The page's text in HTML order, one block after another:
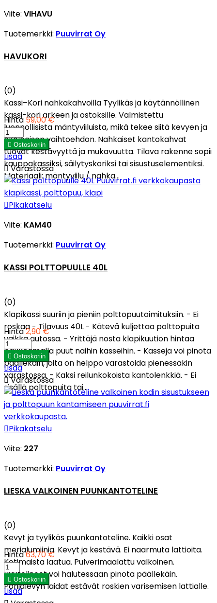
Viite: VIHAVU
Tuotemerkki: Puuvirrat Oy
HAVUKORI
(0)
Kassi–Kori nahkakahvoilla Tyylikäs ja käytännöllinen
kassi-kori arkeen ja ostoksille. Valmistettu
luonnollisista mäntyviiluista, mikä tekee siitä kevyen ja
ekologisen vaihtoehdon. Nahkaiset kantokahvat
tuovat kestävyyttä ja mukavuutta. Tilava rakenne sopii
kauppakassiksi, säilytyskoriksi tai sisustuselementiksi.
Materiaali: mäntyviilu / nahka...
Hinta 59,00 €
 Ostoskoriin
Lisää
Varastossa
Pikakatselu
Viite: KAM40
Tuotemerkki: Puuvirrat Oy
KASSI POLTTOPUULLE 40L
(0)
Klapikassi suuriin ja pieniin polttopuutoimituksiin. - Ei
roskaa - Tilavuus 40L - Kätevä kuljettaa polttopuita
vaikka autossa. - Yrittäjä nosta klapikuution hintaa
pakkaamalla puut näihin kasseihin. - Kasseja voi pinota
päällekäin, joita on helppo varastoida pienessäkin
varastossa. - Kaksi reilunkokoista kantolenkkiä. - Ei
sisällä polttopuita tai...
Hinta2,90 €
 Ostoskoriin
Lisää
Varastossa
Pikakatselu
Viite: 227
Tuotemerkki: Puuvirrat Oy
LIESKA VALKOINEN PUUNKANTOTELINE
(0)
Kevyt ja tyylikäs puunkantoteline. Kaikki osat
merialumiinia. Kevyt ja kestävä. Ei naarmuta lattioita.
Kotimaista laatua. Pulverimaalattu valkoinen.
Puutelineet voi halutessaan pinota päällekäin.
Pohjalevyn laidat estävät roskien varisemisen lattialle.
Hinta63,70 €
 Ostoskoriin
Lisää